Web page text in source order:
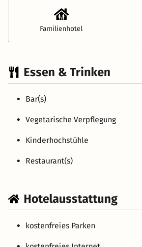
Familienhotel
Essen & Trinken
Bar(s)
Vegetarische Verpflegung
Kinderhochstühle
Restaurant(s)
Hotelausstattung
kostenfreies Parken